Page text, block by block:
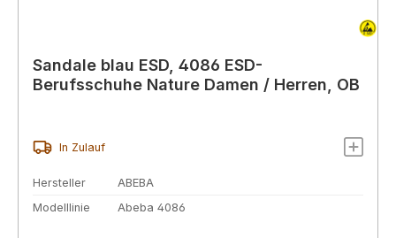
Sandale blau ESD, 4086 ESD-
Berufsschuhe Nature Damen / Herren, OB
In Zulauf
Hersteller
ABEBA
Modelllinie
Abeba 4086